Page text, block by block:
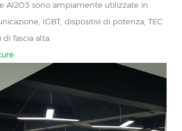
Al2O3 sono ampiamente utilizzate in
IGBT, dispositivi di potenza, TEC
fascia alta.